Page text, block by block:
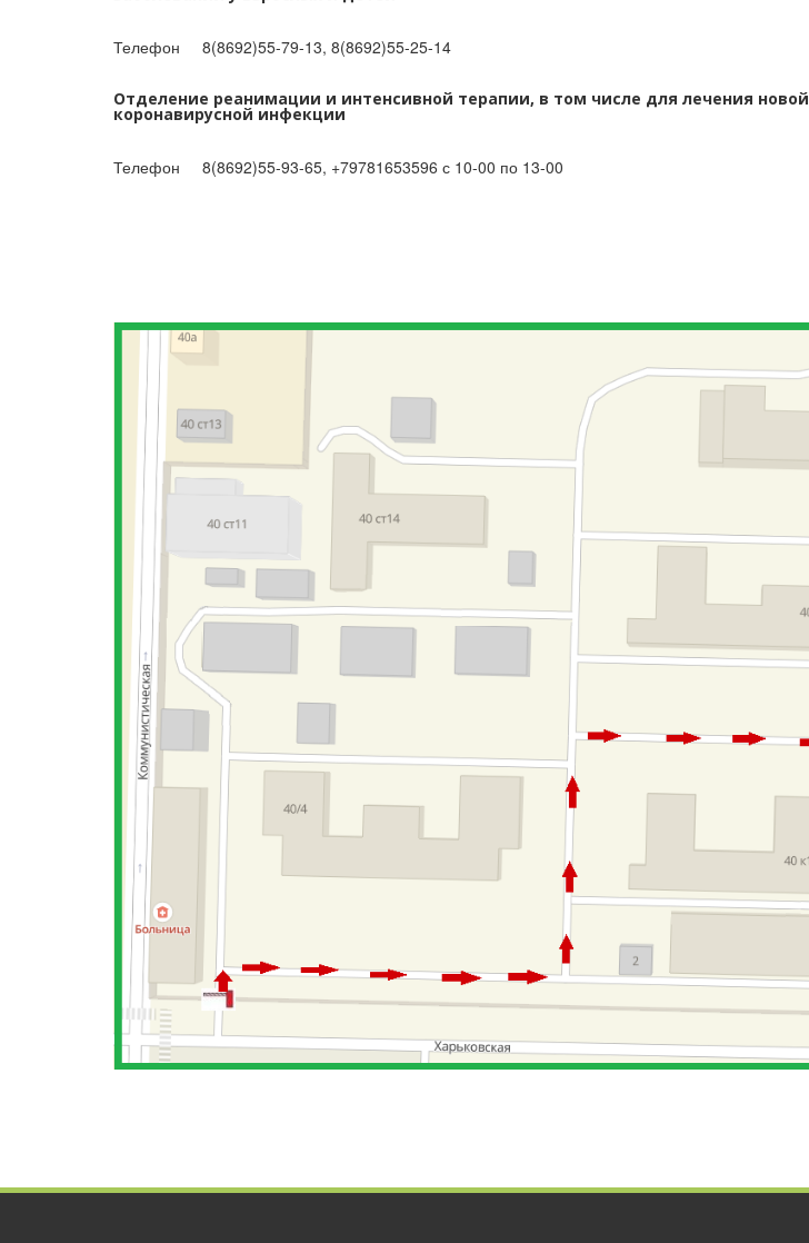
Телефон 8(8692)55-79-13, 8(8692)55-25-14
Отделение реанимации и интенсивной терапии, в том числе для лечения новой
коронавирусной инфекции
Телефон 8(8692)55-93-65, +79781653596 с 10-00 по 13-00